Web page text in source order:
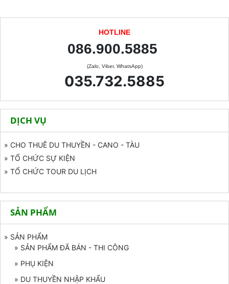
HOTLINE
086.900.5885
(Zalo, Viber, WhatsApp)
035.732.5885
DỊCH VỤ
» CHO THUÊ DU THUYỀN - CANO - TÀU
» TỔ CHỨC SỰ KIỆN
» TỔ CHỨC TOUR DU LỊCH
SẢN PHẨM
» SẢN PHẨM
» SẢN PHẨM ĐÃ BÁN - THI CÔNG
» PHỤ KIỆN
» DU THUYỀN NHẬP KHẨU